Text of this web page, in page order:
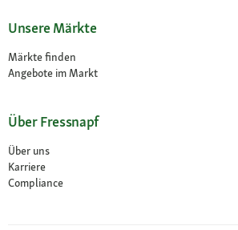
Unsere Märkte
Märkte finden
Angebote im Markt
Über Fressnapf
Über uns
Karriere
Compliance